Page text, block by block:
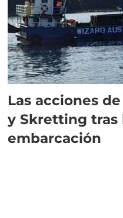
Las acciones
y Skretting
embarcación